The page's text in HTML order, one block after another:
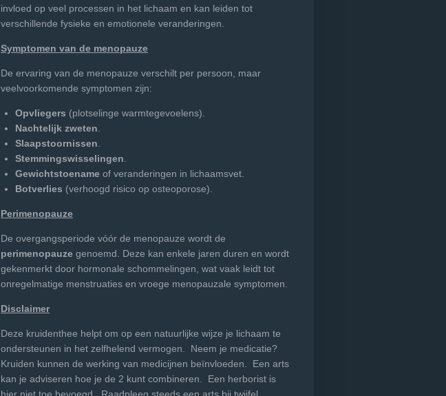
invloed op veel processen in het lichaam en kan leiden tot
verschillende fysieke en emotionele veranderingen.
Symptomen van de menopauze
De ervaring van de menopauze verschilt per persoon, maar
veelvoorkomende symptomen zijn:
Opvliegers (plotselinge warmtegevoelens).
Nachtelijk zweten
Slaapstoornissen
Stemmingswisselingen
Gewichtstoename of veranderingen in lichaamsvet.
Botverlies (verhoogd risico op osteoporose).
Perimenopauze
De overgangsperiode vóór de menopauze wordt de
perimenopauze genoemd. Deze kan enkele jaren duren en wordt
gekenmerkt door hormonale schommelingen, wat vaak leidt tot
onregelmatige menstruaties en vroege menopauzale symptomen.
Disclaimer
Deze kruidenthee helpt om op een natuurlijke wijze je lichaam te
ondersteunen in het zelfhelend vermogen. Neem je medicatie?
Kruiden kunnen de werking van medicijnen beïnvloeden. Een arts
kan je adviseren hoe je de 2 kunt combineren. Een herborist is